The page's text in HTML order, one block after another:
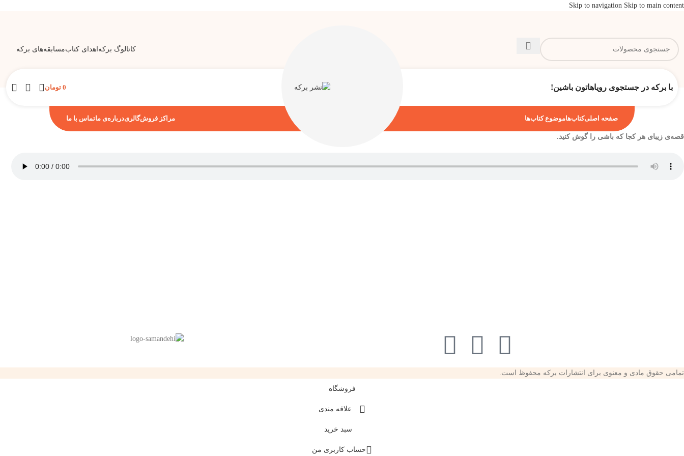
Skip to navigation Skip to main content
کاتالوگ برکه اهدای کتابمسابقه‌های برکه
با برکه در جستجوی رویاهاتون باشین! 0 تومان
صفحه اصلیکتاب‌هاموضوع کتاب‌ها مراکز فروشگالریدرباره‌ی ماتماس با ما
قصه‌ی زیبای هر کجا که باشی را گوش کنید.
تمامی حقوق مادی و معنوی برای انتشارات برکه محفوظ است.
فروشگاه
علاقه مندی
سبد خرید
حساب کاربری من